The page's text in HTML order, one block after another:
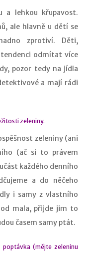
a lehkou křupavost.
ale hlavně u dětí se
zprotiví. Děti,
odmítat více
pozor tedy na jídla
a mají rádi
zeleniny.
zeleniny (ani
(ač si to právem
každého denního
a do něčeho
i samy z vlastního
mala, přijde jim to
časem samy ptát.
(mějte zeleninu